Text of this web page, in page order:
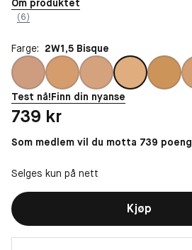
Om produktet
(6)
Farge: 2W1,5 Bisque
Test nå!Finn din nyanse
Pris: 739 kr
739 kr
Som medlem vil du motta 739 poeng
Selges kun på nett
Kjøp